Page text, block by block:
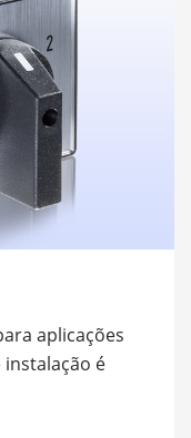
aplicações
é